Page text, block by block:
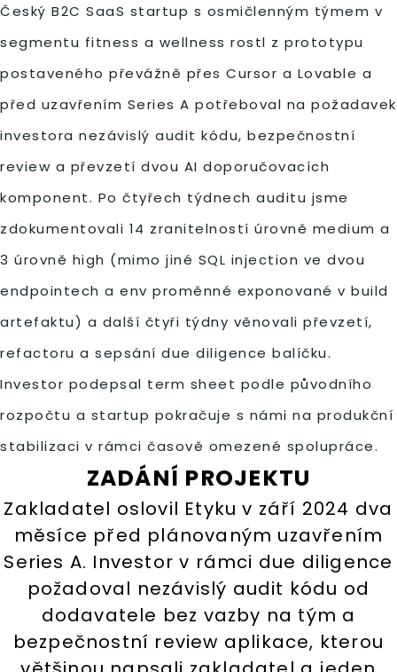
Český B2C SaaS startup s osmičlenným týmem v
segmentu fitness a wellness rostl z prototypu
postaveného převážně přes Cursor a Lovable a
před uzavřením Series A potřeboval na požadavek
investora nezávislý audit kódu, bezpečnostní
review a převzetí dvou AI doporučovacích
komponent. Po čtyřech týdnech auditu jsme
zdokumentovali 14 zranitelností úrovně medium a
3 úrovně high (mimo jiné SQL injection ve dvou
endpointech a env proměnné exponované v build
artefaktu) a další čtyři týdny věnovali převzetí,
refactoru a sepsání due diligence balíčku.
Investor podepsal term sheet podle původního
rozpočtu a startup pokračuje s námi na produkční
stabilizaci v rámci časově omezené spolupráce.
ZADÁNÍ PROJEKTU
Zakladatel oslovil Etyku v září 2024 dva
měsíce před plánovaným uzavřením
Series A. Investor v rámci due diligence
požadoval nezávislý audit kódu od
dodavatele bez vazby na tým a
bezpečnostní review aplikace, kterou